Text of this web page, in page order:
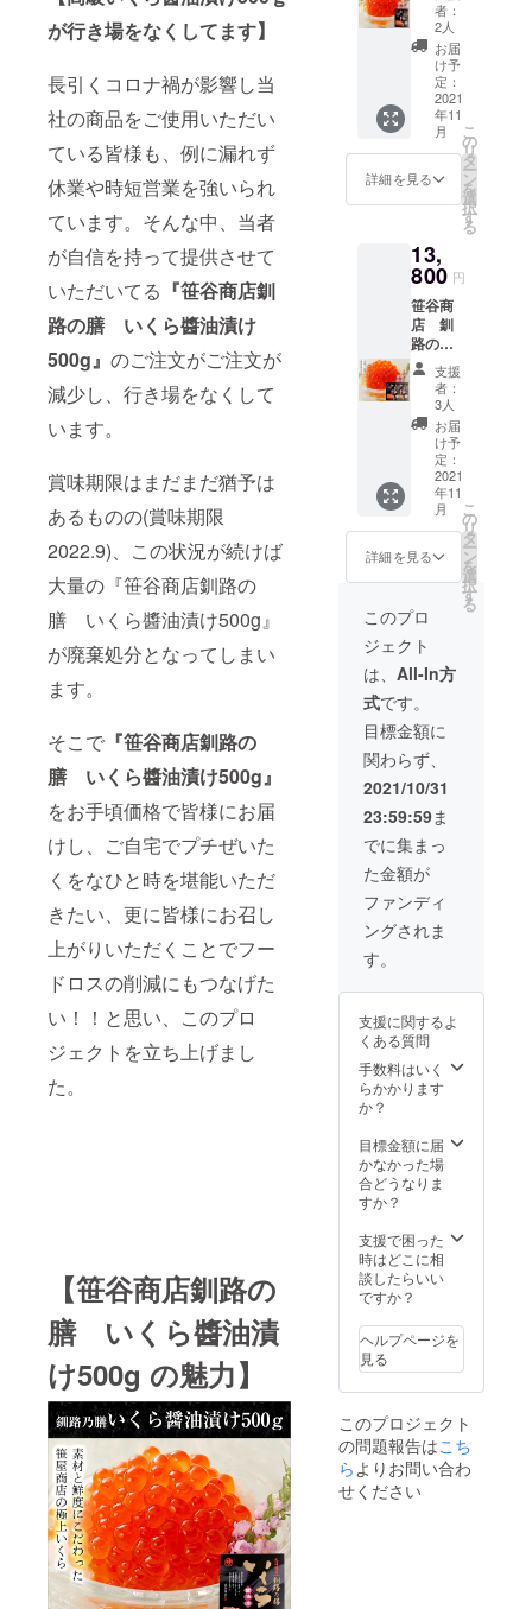
が行き場をなくしてます】
長引くコロナ禍が影響し当
社の商品をご使用いただい
ている皆様も、例に漏れず
休業や時短営業を強いられ
ています。そんな中、当者
が自信を持って提供させて
いただいてる 『笹谷商店釧
路の膳 いくら醬油漬け
500g』 のご注文がご注文が
減少し、行き場をなくして
います。
賞味期限はまだまだ猶予は
あるものの(賞味期限
2022.9)、この状況が続けば
大量の『笹谷商店釧路の
膳 いくら醬油漬け500g』
が廃棄処分となってしまい
ます。
そこで 『笹谷商店釧路の
膳 いくら醬油漬け500g』
をお手頃価格で皆様にお届
けし、ご自宅でプチぜいた
くをなひと時を堪能いただ
きたい、更に皆様にお召し
上がりいただくことでフー
ドロスの削減にもつなげた
い！！と思い、このプロ
ジェクトを立ち上げまし
た。
【笹谷商店釧路の
膳 いくら醬油漬
け500g の魅力】
油漬け
500ｇ
賞味期
限：
2022.9
内容
量：500
ｇ 原材
料名：
鮭卵
（北海
油、コ
メ発酵
調味
料、植
物たん
白加水
分解
物、還
元水
飴、コ
ンブエ
キス、
味醂 調
味料
（アミ
ノ酸
等）
麦、い
くら、
大豆を
含む）
者：
2人
お届
け予
定：
2021
年11
月
詳細を見る
こ
の
リ
タ
ー
ン
を
選
択
す
る
13,
800 円
笹谷商
店 釧
路の
膳 い
くら醬
油漬け
500ｇ
×2（1k
g） 賞
味期
限：
2022.9
内容
量：500
ｇ 原材
料名：
鮭卵
（北海
道）醤
油、コ
メ発酵
調味
料、植
物たん
白加水
分解
物、還
元水
飴、コ
ンブエ
キス、
味醂 調
味料
（アミ
（一部
麦、い
くら、
大豆を
含む）
支援
者：
3人
お届
け予
定：
2021
年11
月
詳細を見る
こ
の
リ
タ
ー
ン
を
選
択
す
る
このプロ
ジェクト
は、 All-In方
式です。
目標金額に
関わらず、
2021/10/31
23:59:59ま
でに集まっ
た金額が
ファンディ
ングされま
す。
支援に関するよ
くある質問
手数料はいく
らかかります
か？
目標金額に届
かなかった場
合どうなりま
すか？
支援で困った
時はどこに相
談したらいい
ですか？
ヘルプページを
見る
このプロジェクト
の問題報告はこち
ら よりお問い合わ
せください